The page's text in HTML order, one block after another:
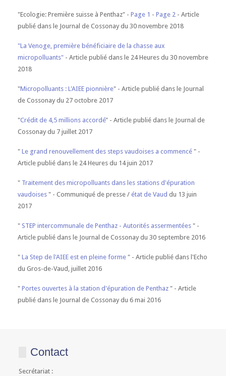
"Ecologie: Première suisse à Penthaz" - Page 1 - Page 2 - Article
publié dans le Journal de Cossonay du 30 novembre 2018
"La Venoge, première bénéficiaire de la chasse aux
micropolluants" - Article publié dans le 24 Heures du 30 novembre
2018
"Micropolluants : L'AIEE pionnière" - Article publié dans le Journal
de Cossonay du 27 octobre 2017
"Crédit de 4,5 millions accordé" - Article publié dans le Journal de
Cossonay du 7 juillet 2017
" Le grand renouvellement des steps vaudoises a commencé " -
Article publié dans le 24 Heures du 14 juin 2017
" Traitement des micropolluants dans les stations d'épuration
vaudoises " - Communiqué de presse / état de Vaud du 13 juin
2017
" STEP intercommunale de Penthaz - Autorités assermentées " -
Article publié dans le Journal de Cossonay du 30 septembre 2016
" La Step de l'AIEE est en pleine forme " - Article publié dans l'Echo
du Gros-de-Vaud, juillet 2016
" Portes ouvertes à la station d'épuration de Penthaz " - Article
publié dans le Journal de Cossonay du 6 mai 2016
Contact
Secrétariat :